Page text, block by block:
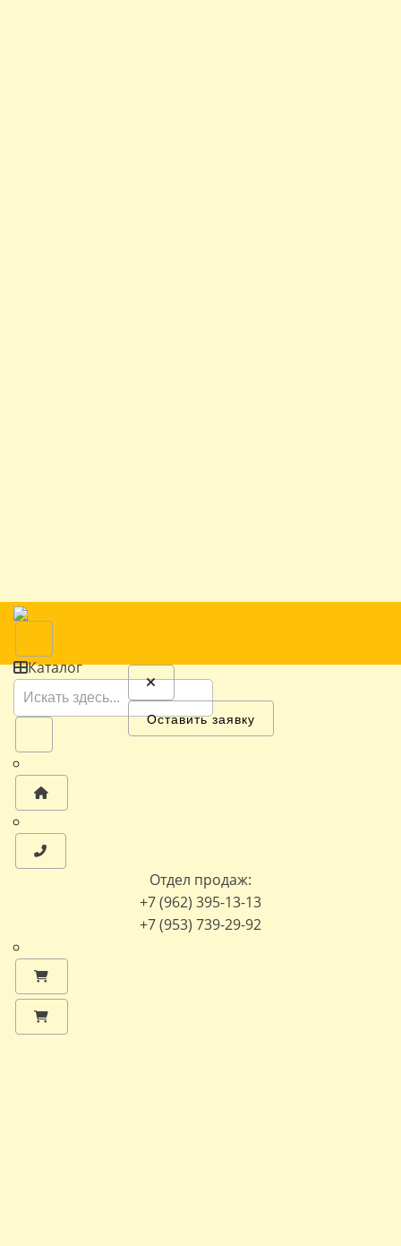
Каталог
Отдел продаж:
+7 (962) 395-13-13
+7 (953) 739-29-92
Оставить заявку